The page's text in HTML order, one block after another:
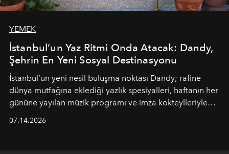
YEMEK
İstanbul’un Yaz Ritmi Onda Atacak: Dandy,
Şehrin En Yeni Sosyal Destinasyonu
İstanbul’un yeni nesil buluşma noktası Dandy; rafine
dünya mutfağına eklediği yazlık spesiyalleri, haftanın her
gününe yayılan müzik programı ve imza kokteylleriyle
07.14.2026